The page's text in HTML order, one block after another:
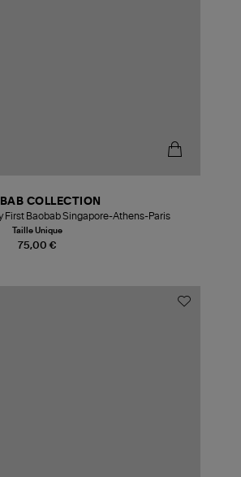
75,00 €
COLLECTION
First Baobab Singapore-Athens-Paris
Taille Unique